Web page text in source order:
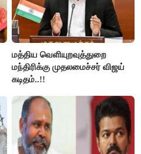
மத்திய வெளியுறவுத்துறை
மந்திரிக்கு முதலமைச்சர் விஜய்
கடிதம்..!!